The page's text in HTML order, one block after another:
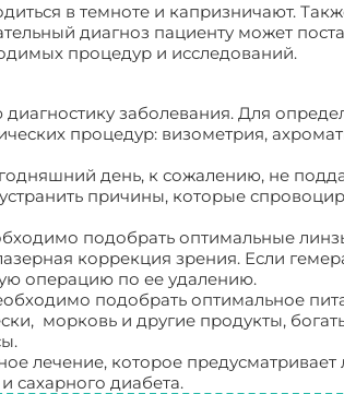
в темноте и капризничают.
диагноз пациенту может
процедур и исследований.
заболевания. Для
процедур: визометрия,
день, к сожалению, не
причины, которые
подобрать оптимальные
коррекция зрения. Если
операцию по ее удалению.
подобрать оптимальное
морковь и другие продукты,
лечение, которое предусматривает
сахарного диабета.